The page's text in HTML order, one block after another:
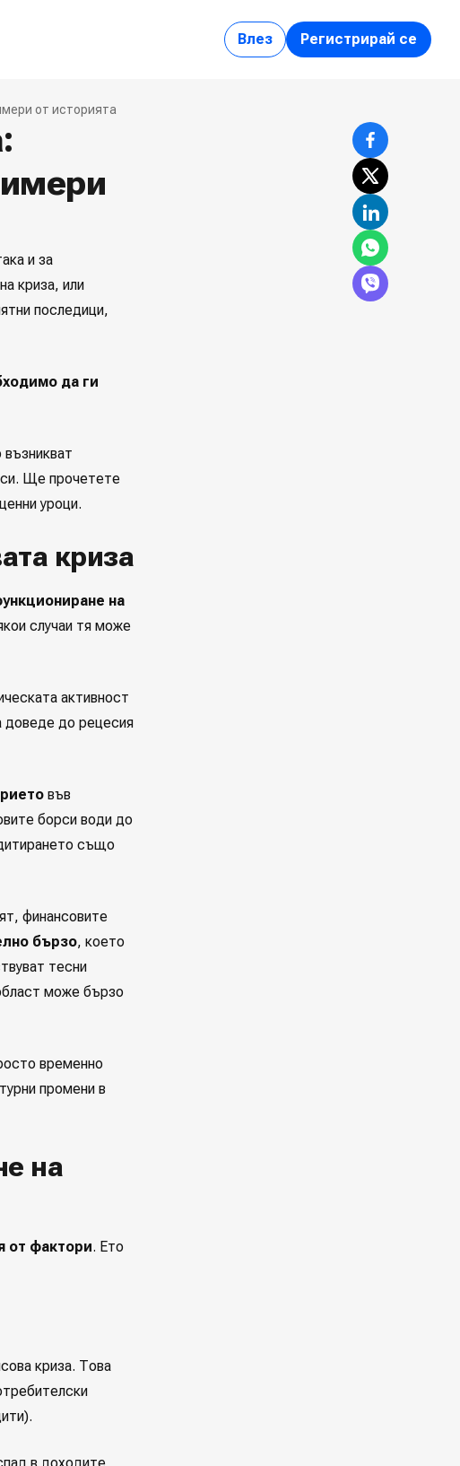
Влез Регистрирай се
от историята
и за
криза, или
последици,
да ги
си. Ще прочетете
уроци.
криза
на
случаи тя може
активност
до рецесия
във
борси води до
също
финансовите
бързо, което
тесни
може бързо
временно
промени в
на
от фактори. Ето
криза. Това